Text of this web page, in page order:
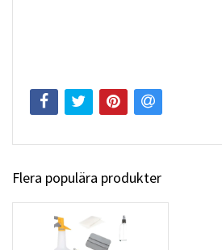
Flera populära produkter